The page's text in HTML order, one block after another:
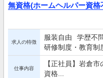
無資格(ホームヘルパー資格
求人の特徴
服装自由 学歴不
研修制度・教育制
仕事内容
【正社員】岩倉
資格...